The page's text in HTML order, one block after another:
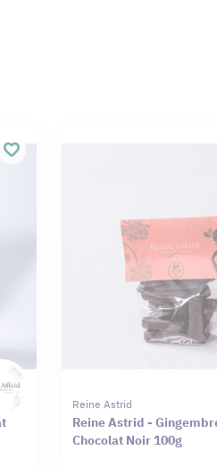
Reine Astrid
Reine Astrid -
Chocolat Noir 100g